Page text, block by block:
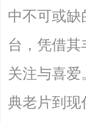
中不可或
台，凭借
关注与喜
典老片到现